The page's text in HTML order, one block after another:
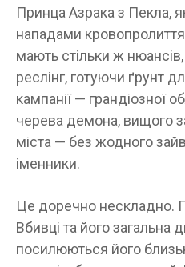
Принца Азрака з Пекла,
нападами
мають стільки ж
реслінг, готуючи ґрунт
кампанії — грандіозної
черева демона, вищого
міста — без жодного
іменники.
Це доречно нескладно.
Вбивці та його загальна
посилюються його